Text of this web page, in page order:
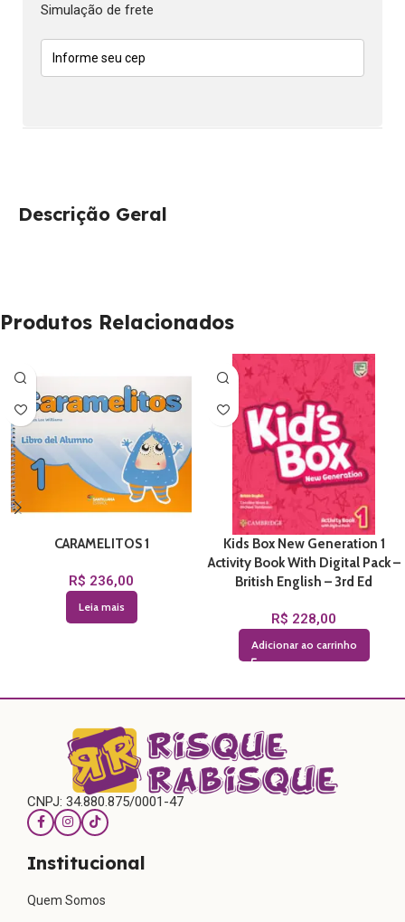
Simulação de frete
Descrição Geral
Produtos Relacionados
CARAMELITOS 1
R$ 236,00
Leia mais
Kids Box New Generation 1
Activity Book With Digital Pack –
British English – 3rd Ed
R$ 228,00
Adicionar ao carrinho
CNPJ: 34.880.875/0001-47
Institucional
Quem Somos